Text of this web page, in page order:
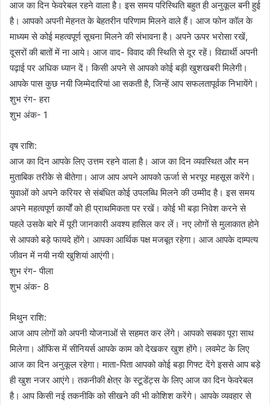
आज का दिन फेवरेबल रहने वाला है। इस समय परिस्थिति बहुत ही अनुकूल बनी हुई
है। आपको अपनी मेहनत के बेहतरीन परिणाम मिलने वाले हैं। आज फोन कॉल के
माध्यम से कोई महत्वपूर्ण सूचना मिलने की संभावना है। अपने ऊपर भरोसा रखें,
दूसरों की बातों में ना आये। आज वाद- विवाद की स्थिति से दूर रहें। विद्यार्थी अपनी
पढ़ाई पर अधिक ध्यान दें। किसी अपने से आपको कोई बड़ी खुशखबरी मिलेगी।
आपके पास कुछ नयी जिम्मेदारियां आ सकती है, जिन्हें आप सफलतापूर्वक निभायेंगे।
शुभ रंग- हरा
शुभ अंक- 1
वृष राशि:
आज का दिन आपके लिए उत्तम रहने वाला है। आज का दिन व्यवस्थित और मन
मुताबिक तरीके से बीतेगा। आज आप अपने आपको ऊर्जा से भरपूर महसूस करेंगे।
युवाओं को अपने करियर से संबंधित कोई उपलब्धि मिलने की उम्मीद है। इस समय
अपने महत्वपूर्ण कार्यों को ही प्राथमिकता पर रखें। कोई भी बड़ा निवेश करने से
पहले उसके बारे में पूरी जानकारी अवश्य हासिल कर लें। नए लोगों से मुलाकात होने
से आपको बड़े फायदे होंगे। आपका आर्थिक पक्ष मजबूत रहेगा। आज आपके दाम्पत्य
जीवन में नयी नयी खुशियां आएंगी।
शुभ रंग- पीला
शुभ अंक- 8
मिथुन राशि:
आज आप लोगों को अपनी योजनाओं से सहमत कर लेंगे। आपको सबका पूरा साथ
मिलेगा। ऑफिस में सीनियर्स आपके काम को देखकर खुश होंगे। लवमेट के लिए
आज का दिन अनुकूल रहेगा। माता-पिता आपको कोई बड़ा गिफ्ट देंगे इससे आप बड़े
ही खुश नजर आएंगे। तकनीकी क्षेत्र के स्टूडेंट्स के लिए आज का दिन फेवरेबल
है। आप किसी नई तकनीकि को सीखने की भी कोशिश करेंगे। आपके व्यवहार से